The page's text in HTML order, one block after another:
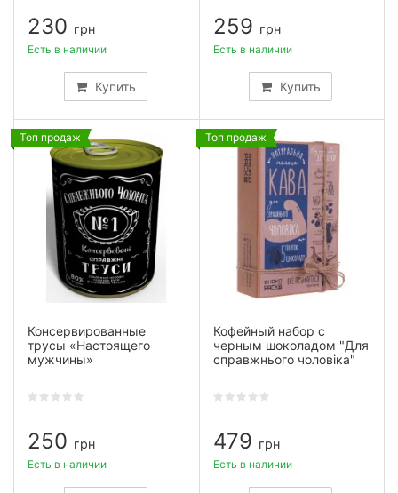
230 грн
Купить
Есть в наличии
259 грн
Купить
Есть в наличии
Топ продаж
Консервированные
трусы «Настоящего
мужчины»
250 грн
Есть в наличии
Топ продаж
Кофейный набор с
черным шоколадом "Для
справжнього чоловіка"
479 грн
Есть в наличии